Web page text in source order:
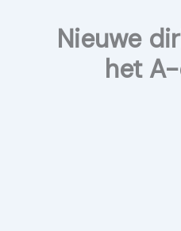
Nieuwe
het